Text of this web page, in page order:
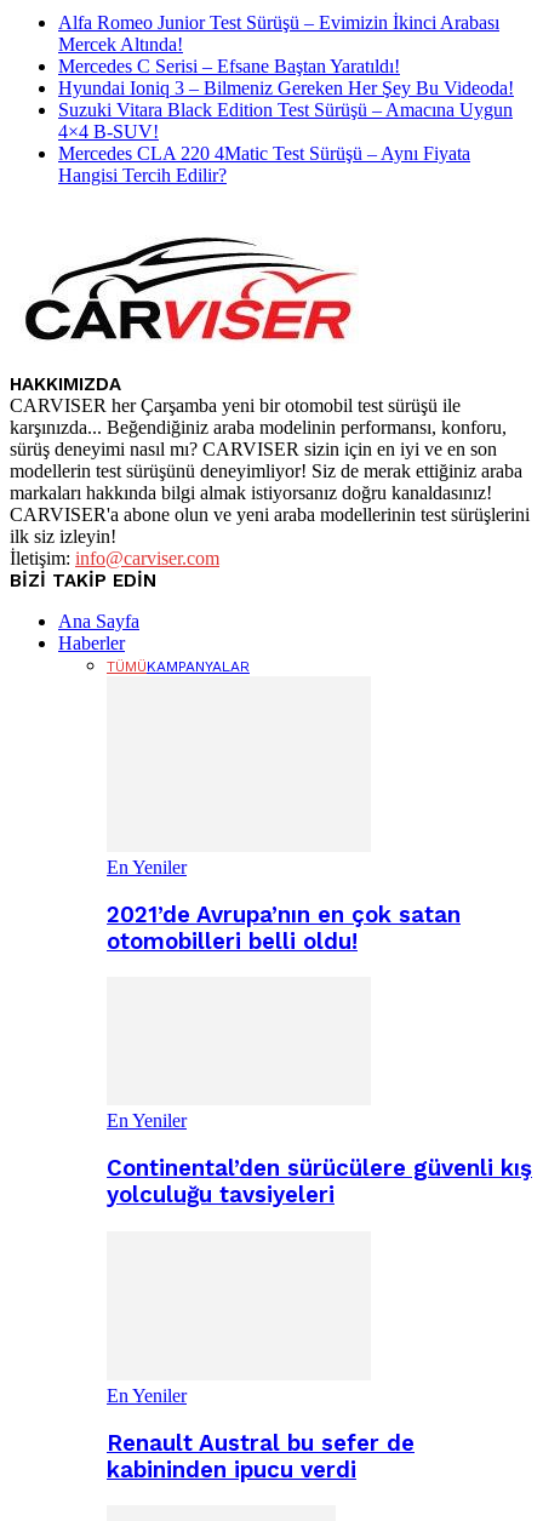
Alfa Romeo Junior Test Sürüşü – Evimizin İkinci Arabası
Mercek Altında!
Mercedes C Serisi – Efsane Baştan Yaratıldı!
Hyundai Ioniq 3 – Bilmeniz Gereken Her Şey Bu Videoda!
Suzuki Vitara Black Edition Test Sürüşü – Amacına Uygun
4×4 B-SUV!
Mercedes CLA 220 4Matic Test Sürüşü – Aynı Fiyata
Hangisi Tercih Edilir?
HAKKIMIZDA
CARVISER her Çarşamba yeni bir otomobil test sürüşü ile
karşınızda... Beğendiğiniz araba modelinin performansı, konforu,
sürüş deneyimi nasıl mı? CARVISER sizin için en iyi ve en son
modellerin test sürüşünü deneyimliyor! Siz de merak ettiğiniz araba
markaları hakkında bilgi almak istiyorsanız doğru kanaldasınız!
CARVISER'a abone olun ve yeni araba modellerinin test sürüşlerini
ilk siz izleyin!
İletişim: info@carviser.com
BİZİ TAKİP EDİN
Ana Sayfa
Haberler
TÜMÜKAMPANYALAR
En Yeniler
2021’de Avrupa’nın en çok satan
otomobilleri belli oldu!
En Yeniler
Continental’den sürücülere güvenli kış
yolculuğu tavsiyeleri
En Yeniler
Renault Austral bu sefer de
kabininden ipucu verdi